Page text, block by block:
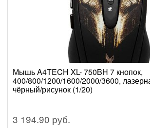
Мышь A4TECH XL- 750BH 7 кнопок,
400/800/1200/1600/2000/3600,
чёрный/рисунок (1/20)
3 194.90 руб.